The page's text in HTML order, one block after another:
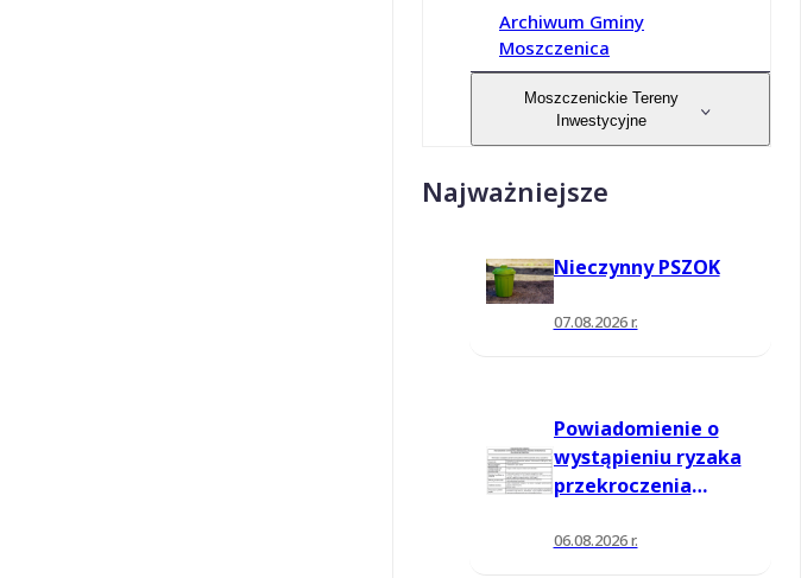
Archiwum Gminy
Moszczenica
Moszczenickie Tereny
Inwestycyjne
Najważniejsze
Nieczynny PSZOK
07.08.2026 r.
Powiadomienie o
wystąpieniu ryzaka
przekroczenia
informowania dla
06.08.2026 r.